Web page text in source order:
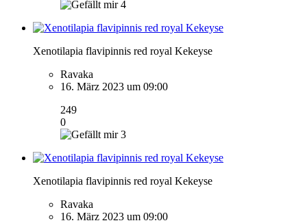
4
Xenotilapia flavipinnis red royal Kekeyse
Ravaka
16. März 2023 um 09:00
249
0
3
Xenotilapia flavipinnis red royal Kekeyse
Ravaka
16. März 2023 um 09:00